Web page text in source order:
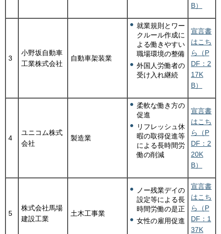
B）
3
小野坂自動車
工業株式会社
自動車架装業
就業規則とワー
クルール作成に
よる働きやすい
職場環境の整備
外国人労働者の
受け入れ継続
宣言書
はこち
ら（P
DF：2
17K
B）
4
ユニコム株式
会社
製造業
柔軟な働き方の
促進
リフレッシュ休
暇の取得促進等
による長時間労
働の削減
宣言書
はこち
ら（P
DF：2
20K
B）
5
株式会社馬場
建設工業
土木工事業
ノー残業デイの
設定等による長
時間労働の是正
女性の雇用促進
宣言書
はこち
ら（P
DF：1
37K